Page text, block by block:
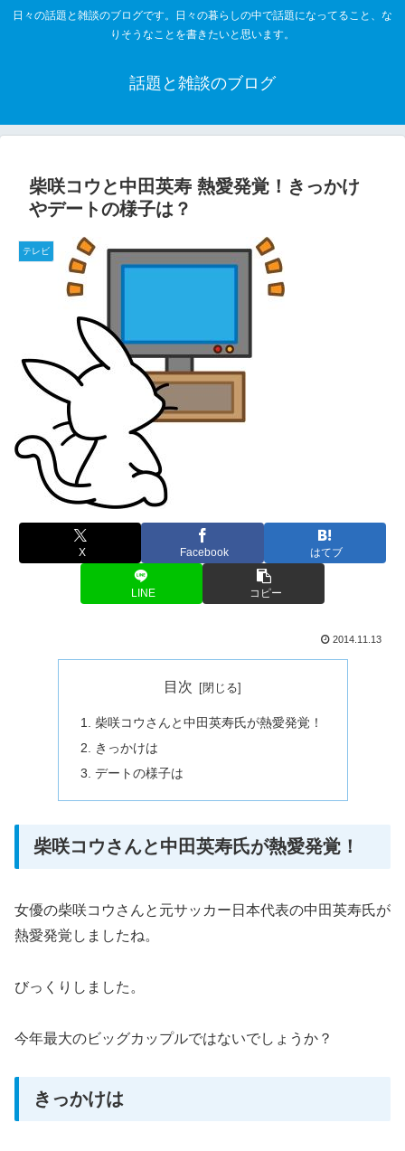
日々の話題と雑談のブログです。日々の暮らしの中で話題になってること、な
りそうなことを書きたいと思います。
話題と雑談のブログ
柴咲コウと中田英寿 熱愛発覚！きっかけ
やデートの様子は？
テレビ
X Facebook はてブ
LINE コピー
2014.11.13
目次
柴咲コウさんと中田英寿氏が熱愛発覚！
きっかけは
デートの様子は
柴咲コウさんと中田英寿氏が熱愛発覚！
女優の柴咲コウさんと元サッカー日本代表の中田英寿氏が
熱愛発覚しましたね。
びっくりしました。
今年最大のビッグカップルではないでしょうか？
きっかけは